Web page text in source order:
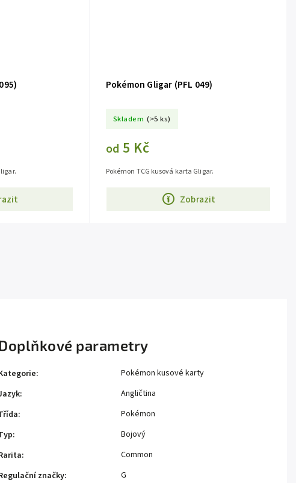
Pokémon Gligar (PFL 049)
Skladem (>5 ks)
od 5 Kč
Zobrazit
Pokémon TCG kusová karta Gligar.
parametry
:
Pokémon kusové karty
:
Angličtina
:
Pokémon
:
Bojový
:
Common
značky:
G